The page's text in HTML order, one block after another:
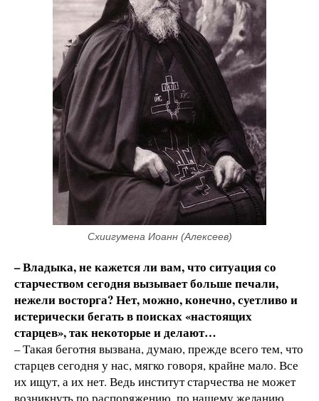
Схиигумена Иоанн (Алексеев)
– Владыка, не кажется ли вам, что ситуация со
старчеством сегодня вызывает больше печали,
нежели восторга? Нет, можно, конечно, суетливо и
истерически бегать в поисках «настоящих
старцев», так некоторые и делают…
– Такая беготня вызвана, думаю, прежде всего тем, что
старцев сегодня у нас, мягко говоря, крайне мало. Все
их ищут, а их нет. Ведь институт старчества не может